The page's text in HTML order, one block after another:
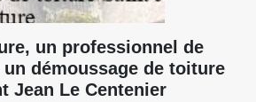
un professionnel de
démoussage de toiture
Jean Le Centenier